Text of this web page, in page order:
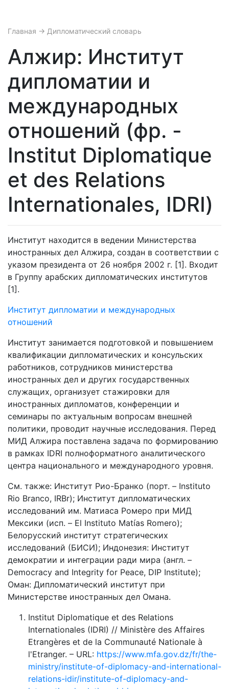
Главная → Дипломатический словарь
Алжир: Институт
дипломатии и
международных
отношений (фр. -
Institut Diplomatique
et des Relations
Internationales, IDRI)
Институт находится в ведении Министерства
иностранных дел Алжира, создан в соответствии с
указом президента от 26 ноября 2002 г. [1]. Входит
в Группу арабских дипломатических институтов
[1].
Институт дипломатии и международных
отношений
Институт занимается подготовкой и повышением
квалификации дипломатических и консульских
работников, сотрудников министерства
иностранных дел и других государственных
служащих, организует стажировки для
иностранных дипломатов, конференции и
семинары по актуальным вопросам внешней
политики, проводит научные исследования. Перед
МИД Алжира поставлена задача по формированию
в рамках IDRI полноформатного аналитического
центра национального и международного уровня.
См. также: Институт Рио-Бранко (порт. – Instituto
Rio Branco, IRBr); Институт дипломатических
исследований им. Матиаса Ромеро при МИД
Мексики (исп. – El Instituto Matías Romero);
Белорусский институт стратегических
исследований (БИСИ); Индонезия: Институт
демократии и интеграции ради мира (англ. –
Democracy and Integrity for Peace, DIP Institute);
Оман: Дипломатический институт при
Министерстве иностранных дел Омана.
Institut Diplomatique et des Relations
Internationales (IDRI) // Ministère des Affaires
Etrangères et de la Communauté Nationale à
l'Etranger. – URL: https://www.mfa.gov.dz/fr/the-
ministry/institute-of-diplomacy-and-international-
relations-idir/institute-of-diplomacy-and-